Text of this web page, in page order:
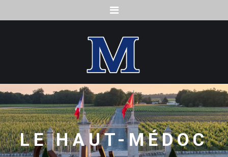
LE HAUT-MÉDOC